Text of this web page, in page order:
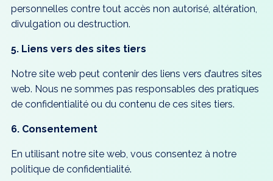
personnelles contre tout accès non autorisé, altération,
divulgation ou destruction.
5. Liens vers des sites tiers
Notre site web peut contenir des liens vers d’autres sites
web. Nous ne sommes pas responsables des pratiques
de confidentialité ou du contenu de ces sites tiers.
6. Consentement
En utilisant notre site web, vous consentez à notre
politique de confidentialité.